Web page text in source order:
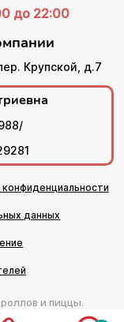
до 22:00
Крупской, д.7
конфиденциальности
данных
и пиццы.